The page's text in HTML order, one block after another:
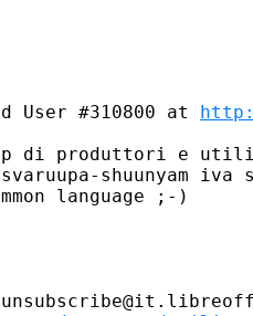
User #310800 at
di produttori e
shuunyam iva
language ;-)